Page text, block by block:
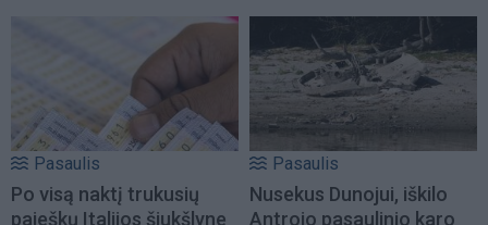
Pasaulis
Po visą naktį trukusių
paieškų Italijos šiukšlyne
Pasaulis
Nusekus Dunojui, iškilo
Antrojo pasaulinio karo